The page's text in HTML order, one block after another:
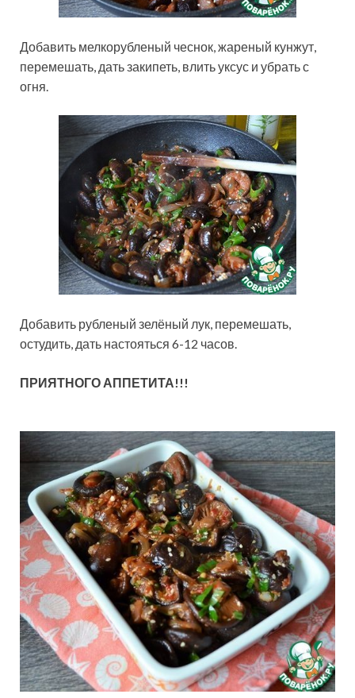
Добавить мелкорубленый чеснок, жареный кунжут,
перемешать, дать закипеть, влить уксус и убрать с
огня.
Добавить рубленый зелёный лук, перемешать,
остудить, дать настояться 6-12 часов.
ПРИЯТНОГО АППЕТИТА!!!